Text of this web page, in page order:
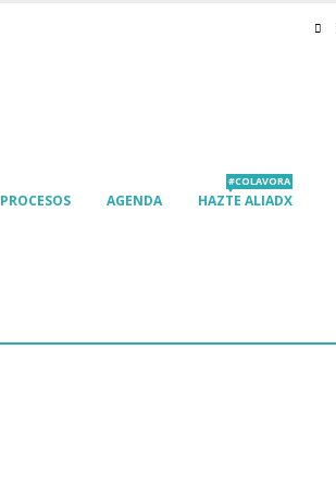
PROCESOS AGENDA HAZTE ALIADX
#COLAVORA